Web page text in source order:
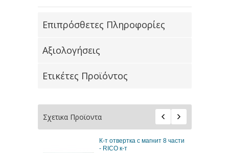
Επιπρόσθετες Πληροφορίες
Αξιολογήσεις
Ετικέτες Προϊόντος
Σχετικα Προϊοντα
К-т отвертка с магнит 8 части
- RICO к-т